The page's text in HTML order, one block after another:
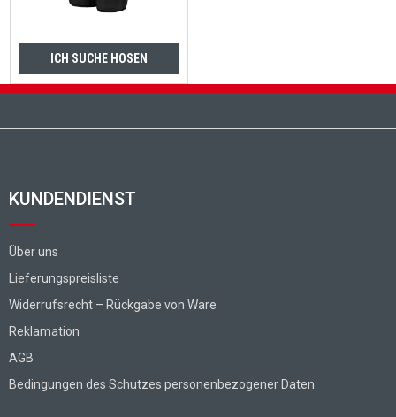
ICH SUCHE HOSEN
KUNDENDIENST
Über uns
Lieferungspreisliste
Widerrufsrecht – Rückgabe von Ware
Reklamation
AGB
Bedingungen des Schutzes personenbezogener Daten